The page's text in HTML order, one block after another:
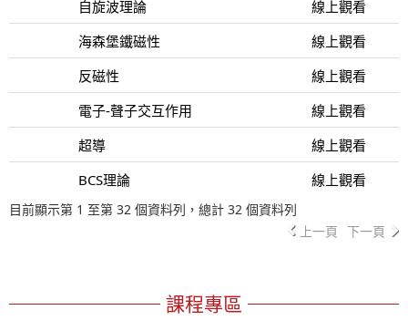
自旋波理論
線上觀看
海森堡鐵磁性
線上觀看
反磁性
線上觀看
電子-聲子交互作用
線上觀看
超導
線上觀看
BCS理論
線上觀看
目前顯示第 1 至第 32 個資料列，總計 32 個資料列
上一頁 下一頁
課程專區